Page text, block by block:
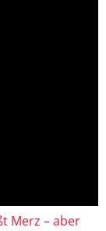
Merz – aber